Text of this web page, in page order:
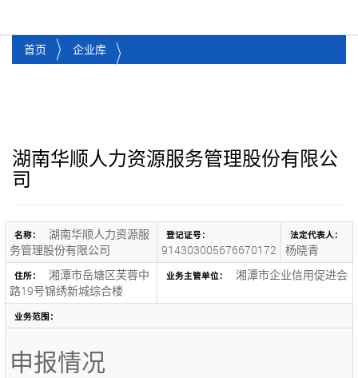
首页 企业库
湖南华顺人力资源服务管理股份有限公
司
名称：
湖南华顺人力资源服
务管理股份有限公司
登记证号：
914303005676670172
法定代表人：
杨晓青
住所：
湘潭市岳塘区芙蓉中
路19号锦绣新城综合楼
业务主管单位： 湘潭市企业信用促进会
业务范围：
申报情况